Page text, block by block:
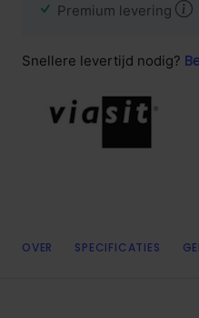
Premium levering
Snellere levertijd nodig?
OVER SPECIFICATIES